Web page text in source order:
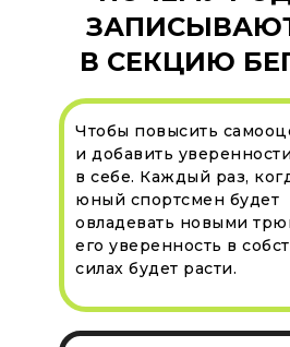
В СЕКЦИЮ
Чтобы повысить
и добавить уверенности
в себе. Каждый раз,
юный спортсмен будет
овладевать новыми
его уверенность в
силах будет расти.